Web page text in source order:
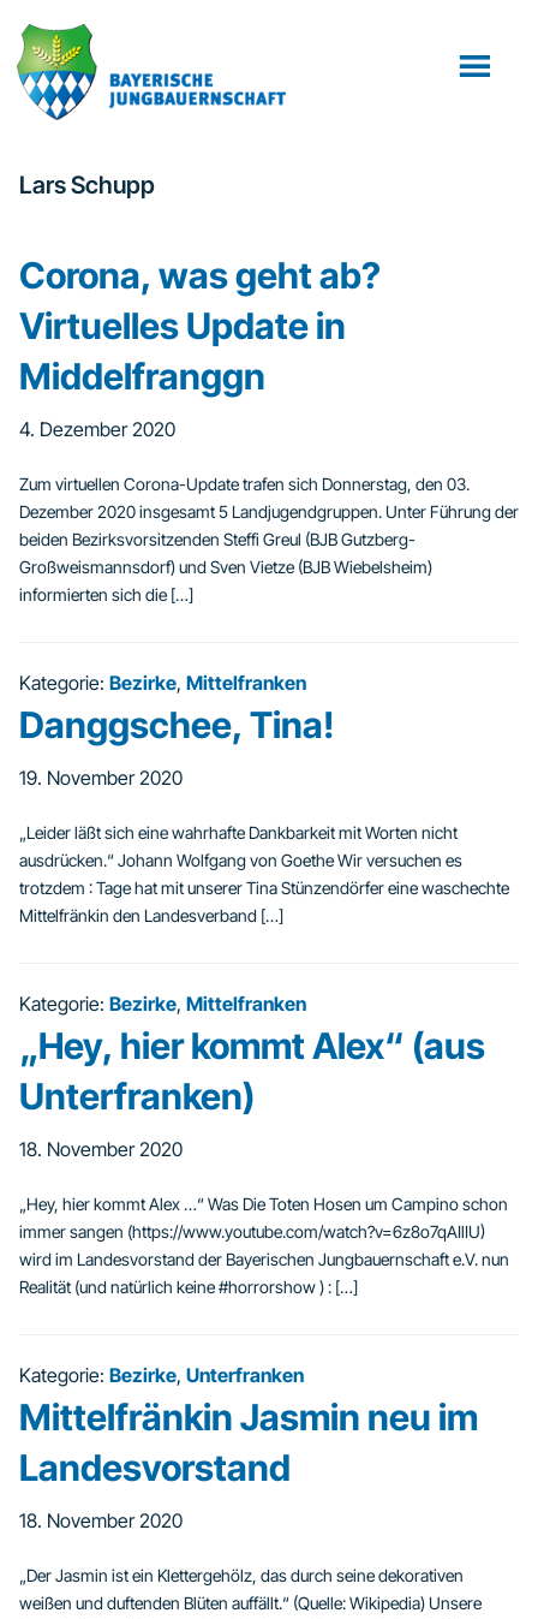
Inhalt
springen
Fußzeile
springen
Lars Schupp
Corona, was geht ab?
Virtuelles Update in
Middelfranggn
4. Dezember 2020
Zum virtuellen Corona-Update trafen sich Donnerstag, den 03.
Dezember 2020 insgesamt 5 Landjugendgruppen. Unter Führung der
beiden Bezirksvorsitzenden Steffi Greul (BJB Gutzberg-
Großweismannsdorf) und Sven Vietze (BJB Wiebelsheim)
informierten sich die […]
Kategorie: Bezirke, Mittelfranken
Danggschee, Tina!
19. November 2020
„Leider läßt sich eine wahrhafte Dankbarkeit mit Worten nicht
ausdrücken.“ Johann Wolfgang von Goethe Wir versuchen es
trotzdem : Tage hat mit unserer Tina Stünzendörfer eine waschechte
Mittelfränkin den Landesverband […]
Kategorie: Bezirke, Mittelfranken
„Hey, hier kommt Alex“ (aus
Unterfranken)
18. November 2020
„Hey, hier kommt Alex …“ Was Die Toten Hosen um Campino schon
immer sangen (https://www.youtube.com/watch?v=6z8o7qAIlIU)
wird im Landesvorstand der Bayerischen Jungbauernschaft e.V. nun
Realität (und natürlich keine #horrorshow ) : […]
Kategorie: Bezirke, Unterfranken
Mittelfränkin Jasmin neu im
Landesvorstand
18. November 2020
„Der Jasmin ist ein Klettergehölz, das durch seine dekorativen
weißen und duftenden Blüten auffällt.“ (Quelle: Wikipedia) Unsere